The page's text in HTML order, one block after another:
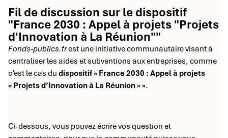
Fil de discussion sur le dispositif
"France 2030 : Appel à projets "Projets
d'Innovation à La Réunion""
Fonds-publics.frest une initiative communautaire visant à
centraliser les aides et subventions aux entreprises, comme
c’est le cas du dispositif « France 2030 : Appel à projets
« Projets d’Innovation à La Réunion » ».
Ci-dessous, vous pouvez écrire vos question et